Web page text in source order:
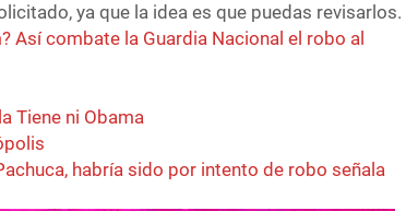
ya que la idea es que puedas revisarlos.
Así combate la Guardia Nacional el robo al
Tiene ni Obama
habría sido por intento de robo señala